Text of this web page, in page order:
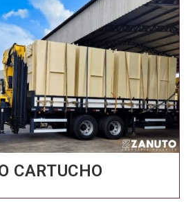
CARTUCHO